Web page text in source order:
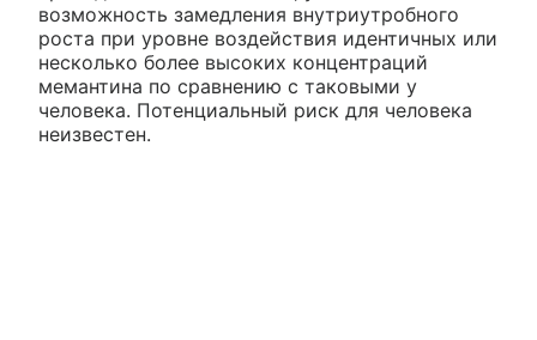
возможность замедления внутриутробного
роста при уровне воздействия идентичных или
несколько более высоких концентраций
мемантина по сравнению с таковыми у
человека. Потенциальный риск для человека
неизвестен.